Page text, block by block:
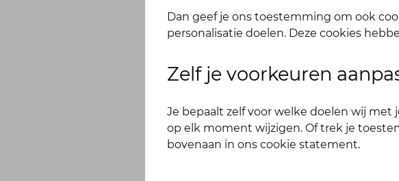
Dan geef je ons toestemming om ook
personalisatie doelen. Deze cookies
Zelf je voorkeuren
Je bepaalt zelf voor welke doelen wij
op elk moment wijzigen. Of trek je
bovenaan in ons cookie statement.